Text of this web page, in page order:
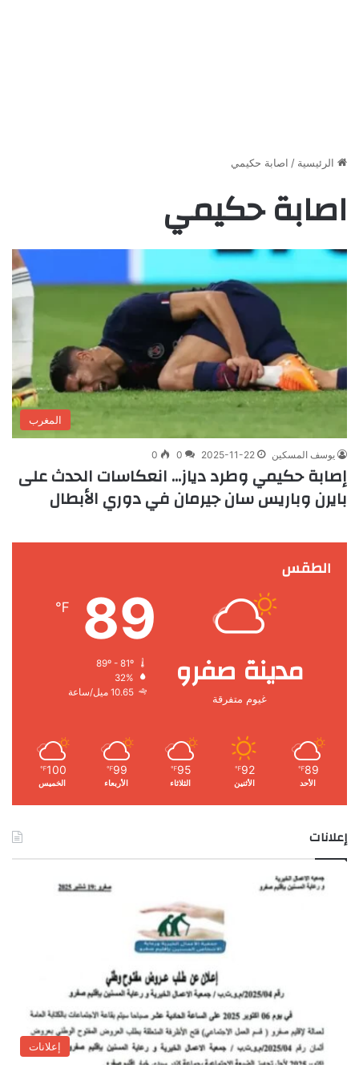
الرئيسية / اصابة حكيمي
اصابة حكيمي
المغرب
يوسف المسكين 2025-11-22
0
0
إصابة حكيمي وطرد دياز… انعكاسات الحدث على
بايرن وباريس سان جيرمان في دوري الأبطال
الطقس
مدينة صفرو
غيوم متفرقة
89
℉
32%
10.65 ميل/ساعة
89
℉
الأحد
92
℉
الأثنين
95
℉
الثلاثاء
99
℉
الأربعاء
100
℉
الخميس
إعلانات
إعلانات